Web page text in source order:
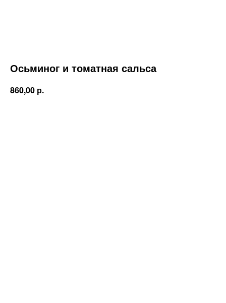
Осьминог и томатная сальса
860,00 р.